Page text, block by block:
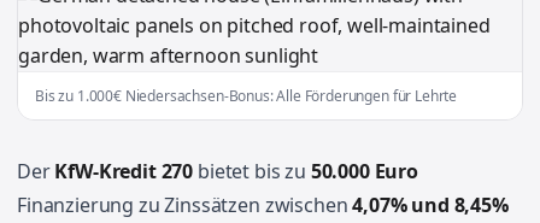
Bis zu 1.000€ Niedersachsen-Bonus: Alle Förderungen für Lehrte
DerKfW-Kredit 270 bietet bis zu 50.000 Euro
Finanzierung zu Zinssätzen zwischen4,07% und 8,45%